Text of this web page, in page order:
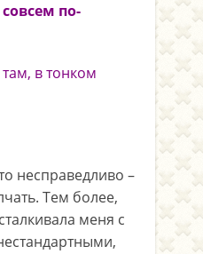
по-
там, в тонком
несправедливо –
Тем более,
меня с